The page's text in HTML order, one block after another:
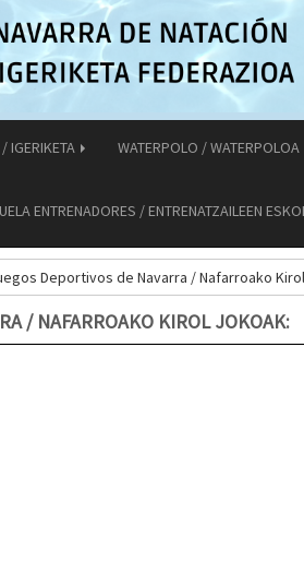
IGERIKETA WATERPOLO / WATERPOLOA
ENTRENADORES / ENTRENATZAILEEN
Deportivos de Navarra / Nafarroako
/ NAFARROAKO KIROL JOKOAK: